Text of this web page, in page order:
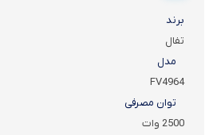
برند
تفال
مدل
FV4964
توان مصرفی
2500 وات